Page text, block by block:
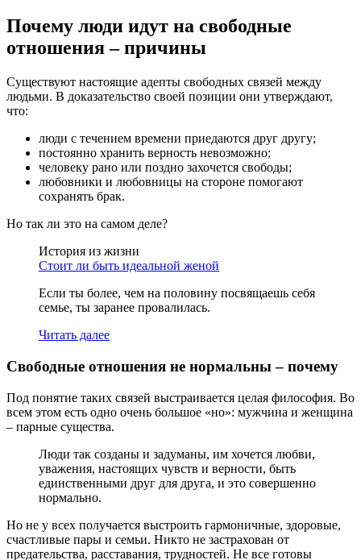
Почему люди идут на свободные
отношения – причины
Существуют настоящие адепты свободных связей между
людьми. В доказательство своей позиции они утверждают,
что:
люди с течением времени приедаются друг другу;
постоянно хранить верность невозможно;
человеку рано или поздно захочется свободы;
любовники и любовницы на стороне помогают
сохранять брак.
Но так ли это на самом деле?
История из жизни
Стоит ли быть идеальной женой
Если ты более, чем на половину посвящаешь себя
семье, ты заранее провалилась.
Читать далее
Свободные отношения не нормальны – почему
Под понятие таких связей выстраивается целая философия. Во
всем этом есть одно очень большое «но»: мужчина и женщина
– парные существа.
Люди так созданы и задуманы, им хочется любви,
уважения, настоящих чувств и верности, быть
единственными друг для друга, и это совершенно
нормально.
Но не у всех получается выстроить гармоничные, здоровые,
счастливые пары и семьи. Никто не застрахован от
предательства, расставания, трудностей. Не все готовы